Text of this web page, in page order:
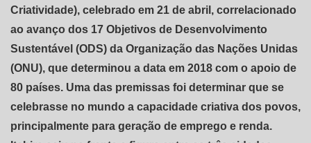
Criatividade), celebrado em 21 de abril, correlacionado
ao avanço dos 17 Objetivos de Desenvolvimento
Sustentável (ODS) da Organização das Nações Unidas
(ONU), que determinou a data em 2018 com o apoio de
80 países. Uma das premissas foi determinar que se
celebrasse no mundo a capacidade criativa dos povos,
principalmente para geração de emprego e renda.